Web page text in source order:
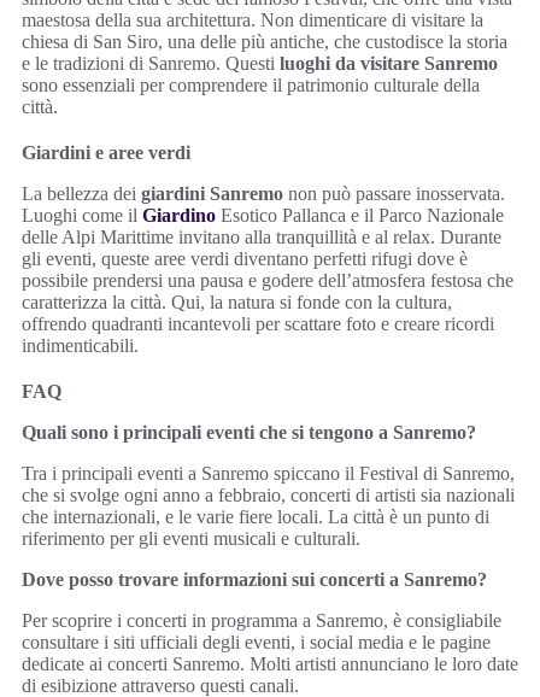
maestosa della sua architettura. Non dimenticare di visitare la
chiesa di San Siro, una delle più antiche, che custodisce la storia
e le tradizioni di Sanremo. Questi luoghi da visitare Sanremo
sono essenziali per comprendere il patrimonio culturale della
città.
Giardini e aree verdi
La bellezza dei giardini Sanremo non può passare inosservata.
Luoghi come il Giardino Esotico Pallanca e il Parco Nazionale
delle Alpi Marittime invitano alla tranquillità e al relax. Durante
gli eventi, queste aree verdi diventano perfetti rifugi dove è
possibile prendersi una pausa e godere dell’atmosfera festosa che
caratterizza la città. Qui, la natura si fonde con la cultura,
offrendo quadranti incantevoli per scattare foto e creare ricordi
indimenticabili.
FAQ
Quali sono i principali eventi che si tengono a Sanremo?
Tra i principali eventi a Sanremo spiccano il Festival di Sanremo,
che si svolge ogni anno a febbraio, concerti di artisti sia nazionali
che internazionali, e le varie fiere locali. La città è un punto di
riferimento per gli eventi musicali e culturali.
Dove posso trovare informazioni sui concerti a Sanremo?
Per scoprire i concerti in programma a Sanremo, è consigliabile
consultare i siti ufficiali degli eventi, i social media e le pagine
dedicate ai concerti Sanremo. Molti artisti annunciano le loro date
di esibizione attraverso questi canali.